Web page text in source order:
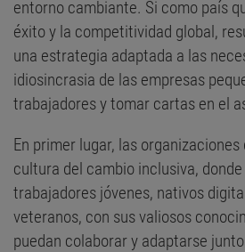
entorno cambiante. Si como país
éxito y la competitividad global,
una estrategia adaptada a las
idiosincrasia de las empresas
trabajadores y tomar cartas en el
En primer lugar, las
cultura del cambio inclusiva,
trabajadores jóvenes, nativos
veteranos, con sus valiosos
puedan colaborar y adaptarse